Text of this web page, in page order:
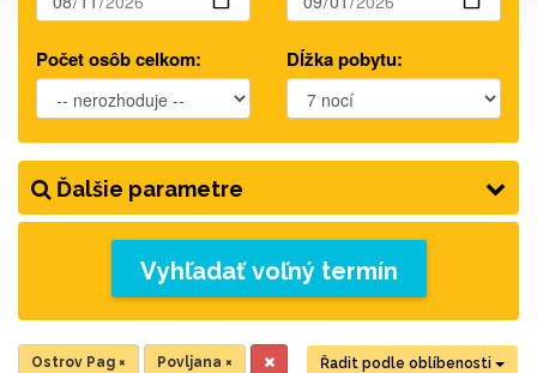
Počet osôb celkom: Dĺžka pobytu:
Ďalšie parametre
Vyhľadať voľný termín
Řadit podle oblíbenosti
Ostrov Pag × Povljana ×